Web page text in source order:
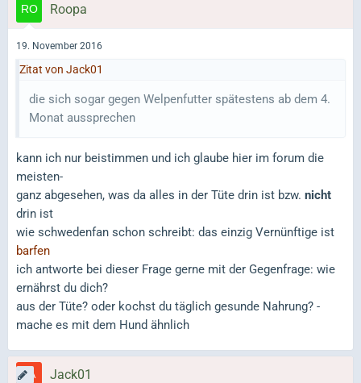
Roopa
19. November 2016
Zitat von Jack01
die sich sogar gegen Welpenfutter spätestens ab dem 4.
Monat aussprechen
kann ich nur beistimmen und ich glaube hier im forum die
meisten-
ganz abgesehen, was da alles in der Tüte drin ist bzw. nicht
drin ist
wie schwedenfan schon schreibt: das einzig Vernünftige ist
barfen
ich antworte bei dieser Frage gerne mit der Gegenfrage: wie
ernährst du dich?
aus der Tüte? oder kochst du täglich gesunde Nahrung? -
mache es mit dem Hund ähnlich
Jack01